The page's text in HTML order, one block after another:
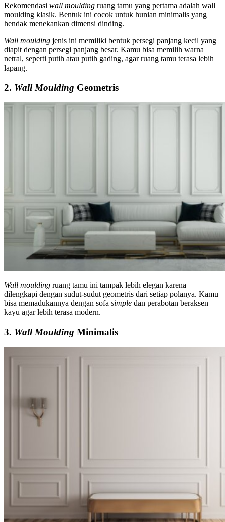
Rekomendasi wall moulding ruang tamu yang pertama adalah wall
moulding klasik. Bentuk ini cocok untuk hunian minimalis yang
hendak menekankan dimensi dinding.
Wall moulding jenis ini memiliki bentuk persegi panjang kecil yang
diapit dengan persegi panjang besar. Kamu bisa memilih warna
netral, seperti putih atau putih gading, agar ruang tamu terasa lebih
lapang.
2. Wall Moulding Geometris
Wall moulding ruang tamu ini tampak lebih elegan karena
dilengkapi dengan sudut-sudut geometris dari setiap polanya. Kamu
bisa memadukannya dengan sofa simple dan perabotan beraksen
kayu agar lebih terasa modern.
3. Wall Moulding Minimalis